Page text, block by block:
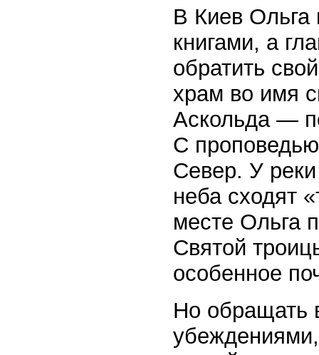
В Киев Ольга
книгами, а
обратить
храм во имя
Аскольда —
С
Север. У
неба сходят
месте Ольга
Святой
особенное
Но обращать